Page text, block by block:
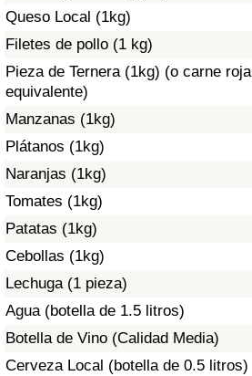
Queso Local (1kg)
Filetes de pollo (1 kg)
Pieza de Ternera (1kg) (o carne roja
equivalente)
Manzanas (1kg)
Plátanos (1kg)
Naranjas (1kg)
Tomates (1kg)
Patatas (1kg)
Cebollas (1kg)
Lechuga (1 pieza)
Agua (botella de 1.5 litros)
Botella de Vino (Calidad Media)
Cerveza Local (botella de 0.5 litros)
Índice de Sanidad
Índice de Sanidad por País
Contaminación
Índice de Contaminación (Actual)
Índice de contaminación
Índice de Contaminación por País
Tráfico
Índice de Tráfico